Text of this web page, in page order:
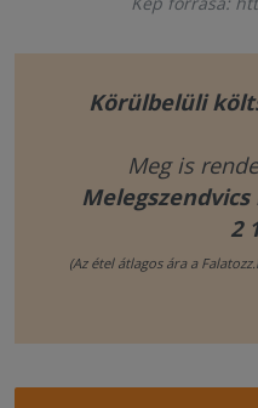
Körülbelüli
Meg is
2
(Az étel átlagos ára a